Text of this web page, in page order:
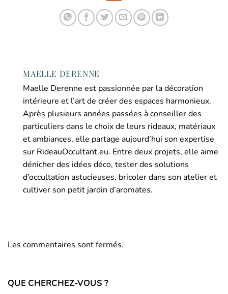
MAELLE DERENNE
Maelle Derenne est passionnée par la décoration
intérieure et l’art de créer des espaces harmonieux.
Après plusieurs années passées à conseiller des
particuliers dans le choix de leurs rideaux, matériaux
et ambiances, elle partage aujourd’hui son expertise
sur RideauOccultant.eu. Entre deux projets, elle aime
dénicher des idées déco, tester des solutions
d’occultation astucieuses, bricoler dans son atelier et
cultiver son petit jardin d’aromates.
Les commentaires sont fermés.
QUE CHERCHEZ-VOUS ?